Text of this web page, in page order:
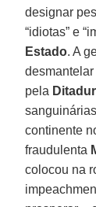
designar
“idiotas” e
Estado. A
pela
continente
fraudulenta
colocou na